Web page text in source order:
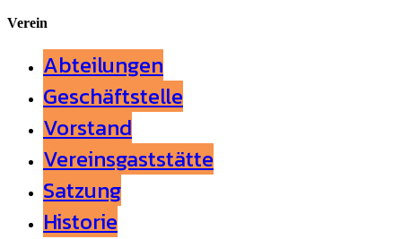
Verein
Abteilungen
Geschäftstelle
Vorstand
Vereinsgaststätte
Satzung
Historie